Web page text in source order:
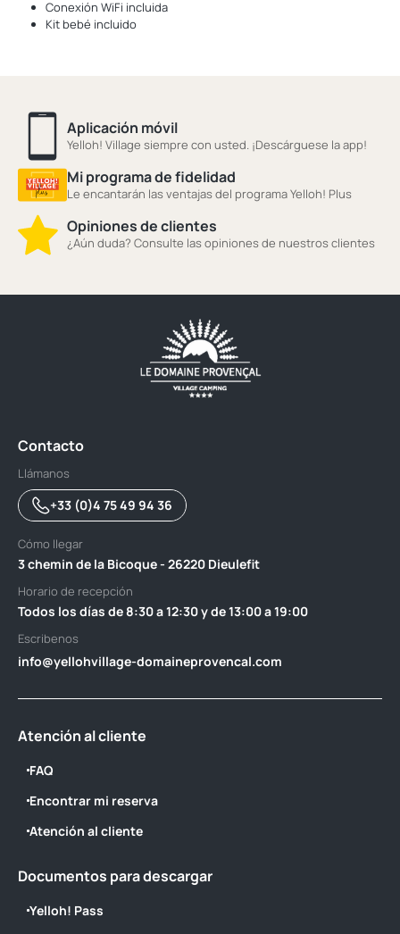
Conexión WiFi incluida
Kit bebé incluido
Aplicación móvil
Yelloh! Village siempre con usted. ¡Descárguese la app!
Mi programa de fidelidad
Le encantarán las ventajas del programa Yelloh! Plus
Opiniones de clientes
¿Aún duda? Consulte las opiniones de nuestros clientes
Contacto
Llámanos
+33 (0)4 75 49 94 36
Cómo llegar
3 chemin de la Bicoque - 26220 Dieulefit
Horario de recepción
Todos los días de 8:30 a 12:30 y de 13:00 a 19:00
Escribenos
info@yellohvillage-domaineprovencal.com
Atención al cliente
FAQ
Encontrar mi reserva
Atención al cliente
Documentos para descargar
Yelloh! Pass